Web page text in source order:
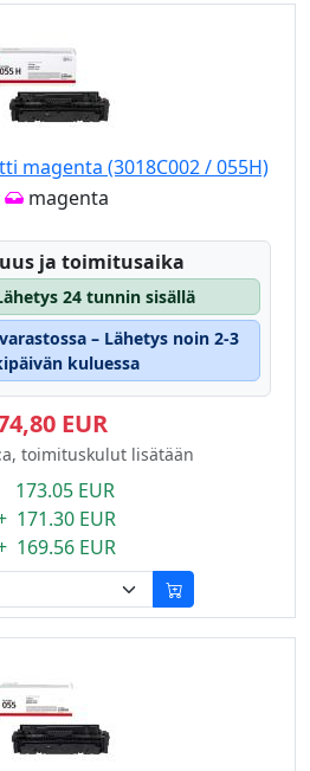
magenta (3018C002 / 055H)
magenta
ja toimitusaika
24 tunnin sisällä
– Lähetys noin 2-3
kuluessa
EUR
toimituskulut lisätään
173.05 EUR
171.30 EUR
169.56 EUR